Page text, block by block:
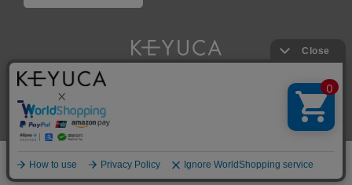
Copyright © KAWAJUN Co., Ltd. All Rights Reserved.